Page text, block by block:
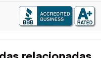
relacionadas